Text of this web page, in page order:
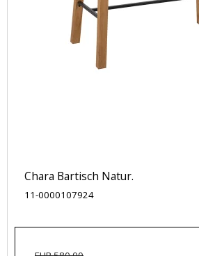
Chara Bartisch Natur.
11-0000107924